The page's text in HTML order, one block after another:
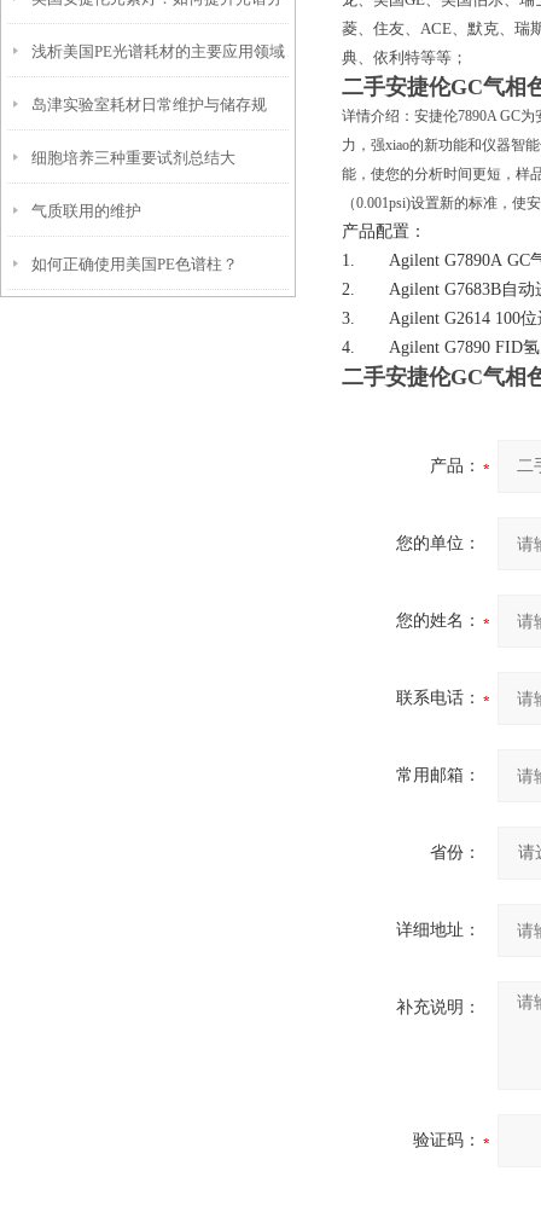
析的效率
浅析美国PE光谱耗材的主要应用领域
和行业
岛津实验室耗材日常维护与储存规
范，延长使用寿命
细胞培养三种重要试剂总结大
全！！！
气质联用的维护
如何正确使用美国PE色谱柱？
菱、住友、ACE、默克、瑞
典、依利特等等；
二手安捷伦GC气相
详情介绍：安捷伦7890A GC
力，强xiao的新功能和仪器智
能，使您的分析时间更短，样
（0.001psi)设置新的标准，使
产品配置：
1. Agilent G7890A GC
2. Agilent G7683B自动
3. Agilent G2614 100位
4. Agilent G7890 FID氢
二手安捷伦GC气相
产品：
您的单位：
您的姓名：
联系电话：
常用邮箱：
省份：
详细地址：
补充说明：
验证码：